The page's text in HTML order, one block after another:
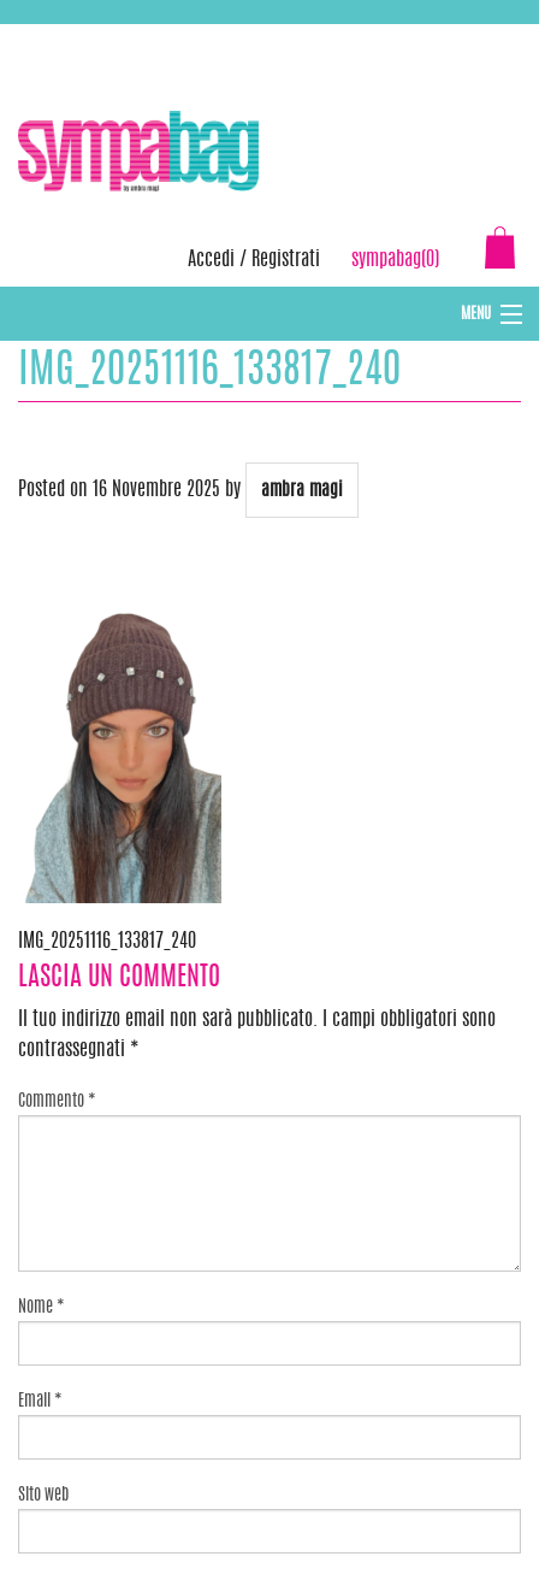
Accedi / Registrati sympabag(0)
MENU
CAPPELLI INVERNALI DONNA
IMG_20251116_133817_240
Posted on 16 Novembre 2025 by ambra magi
Navigazione
articoli
IMG_20251116_133817_240
LASCIA UN COMMENTO
Il tuo indirizzo email non sarà pubblicato.
I campi obbligatori sono
contrassegnati *
Commento *
Nome *
Email *
Sito web